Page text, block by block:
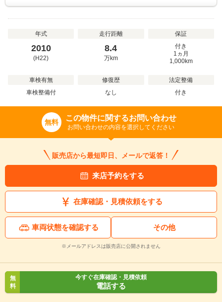
年式
2010
(H22)
走行距離
8.4
万km
保証
付き
1ヵ月
1,000km
車検有無
車検整備付
修復歴
なし
法定整備
付き
無料 この物件に関するお問い合わせ
お問い合わせの内容を選択してください
販売店から最短即日、メールで返答！
来店予約をする
在庫確認・見積依頼をする
車両状態を確認する その他
※メールアドレスは販売店に公開されません
無
料
今すぐ在庫確認・見積依頼
電話する